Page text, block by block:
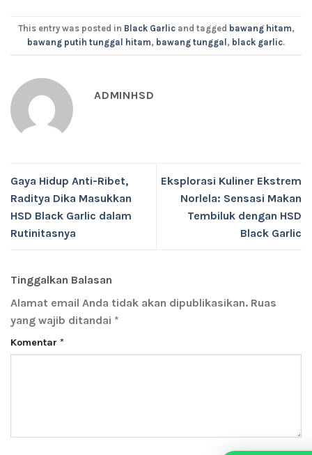
This entry was posted in Black Garlicand tagged bawang hitam,
bawang putih tunggal hitam, bawang tunggal, black garlic.
ADMINHSD
Gaya Hidup Anti-Ribet,
Raditya Dika Masukkan
HSD Black Garlic dalam
Rutinitasnya
Eksplorasi Kuliner Ekstrem
Norlela: Sensasi Makan
Tembiluk dengan HSD
Black Garlic
Tinggalkan Balasan
Alamat email Anda tidak akan dipublikasikan. Ruas
yang wajib ditandai *
Komentar *